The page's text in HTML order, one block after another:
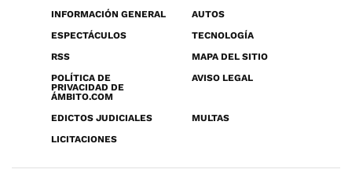
INFORMACIÓN GENERAL
AUTOS
ESPECTÁCULOS
TECNOLOGÍA
RSS
MAPA DEL SITIO
POLÍTICA DE
PRIVACIDAD DE
ÁMBITO.COM
AVISO LEGAL
EDICTOS JUDICIALES
MULTAS
LICITACIONES